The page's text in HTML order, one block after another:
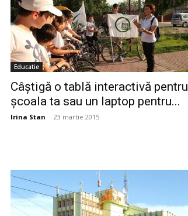
Educatie
Câștigă o tablă interactivă pentru
școala ta sau un laptop pentru...
Irina Stan - 23 martie 2015